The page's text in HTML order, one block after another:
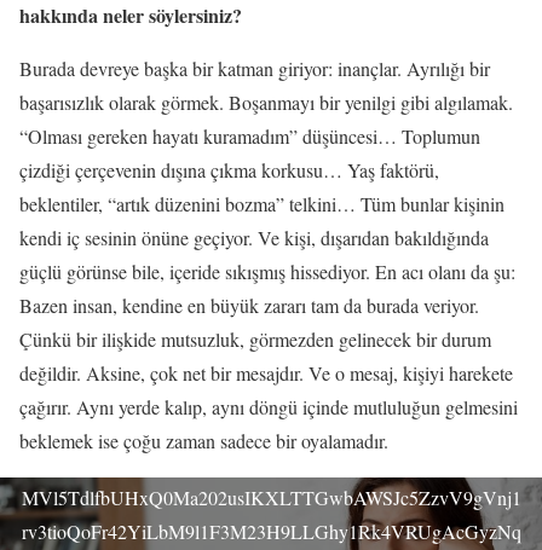
hakkında neler söylersiniz?
Burada devreye başka bir katman giriyor: inançlar. Ayrılığı bir
başarısızlık olarak görmek. Boşanmayı bir yenilgi gibi algılamak.
“Olması gereken hayatı kuramadım” düşüncesi… Toplumun
çizdiği çerçevenin dışına çıkma korkusu… Yaş faktörü,
beklentiler, “artık düzenini bozma” telkini… Tüm bunlar kişinin
kendi iç sesinin önüne geçiyor. Ve kişi, dışarıdan bakıldığında
güçlü görünse bile, içeride sıkışmış hissediyor. En acı olanı da şu:
Bazen insan, kendine en büyük zararı tam da burada veriyor.
Çünkü bir ilişkide mutsuzluk, görmezden gelinecek bir durum
değildir. Aksine, çok net bir mesajdır. Ve o mesaj, kişiyi harekete
çağırır. Aynı yerde kalıp, aynı döngü içinde mutluluğun gelmesini
beklemek ise çoğu zaman sadece bir oyalamadır.
Dissapointed young beautiful brunette girl in quarrel with her
boyfriend on sofa background.
SSUCv3H4sIAAAAAAAEAJ1T247bIBB9r9R/iHgOFRcTQ/+
hX7DaB64JWmIsg7eqVvn3YhxncbR9qWRZzBnOzBk4fHz/dj
gAJZPX4OfhY4lK7EOYU55k9nEoMDrecWt8jpOXYQEX7F
MVl5TdlfbUHxQ0Ma202usIKXLTTGwbAWSJc5ZzvV9gVnj1
rv3tioQoFr42YiLbM9l1F3M23H9LLGhy1Rk4VRUgAcGyzNq